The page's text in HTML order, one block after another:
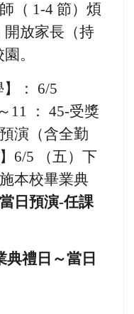
（ 1-4 節）煩
開放家長（持
。
： 6/5
11 ： 45-受獎
演（含全勤
6/5 （五）下
本校畢業典
日預演-任課
典禮日～當日